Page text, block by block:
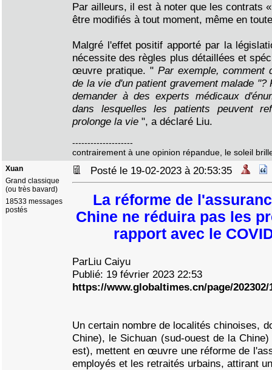
Par ailleurs, il est à noter que les contrats
être modifiés à tout moment, même en
Malgré l'effet positif apporté par la
nécessite des règles plus détaillées et
œuvre pratique. "Par exemple, comment
de la vie d'un patient gravement malade "?
demander à des experts médicaux
dans lesquelles les patients peuvent
prolonge la vie ", a déclaré Liu.
--------------------
contrairement à une opinion répandue, le soleil
Xuan
Grand classique
(ou très bavard)
18533 messages
postés
Posté le 19-02-2023 à 20:53:35
La réforme de
Chine ne réduira pas les
rapport avec le
ParLiu Caiyu
Publié: 19 février 2023 22:53
https://www.globaltimes.cn/page/202302/
Un certain nombre de localités chinoises,
Chine), le Sichuan (sud-ouest de la
est), mettent en œuvre une réforme de
employés et les retraités urbains, attirant